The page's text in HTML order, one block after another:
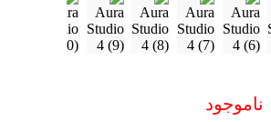
ناموجود